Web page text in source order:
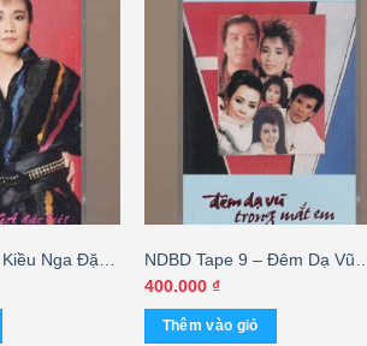
Nga Đặc
NDBD Tape 9 – Đêm Dạ Vũ
Trong Mắt Em (Băng Trắng)
KGTUS
400.000 ₫
Thêm vào giỏ